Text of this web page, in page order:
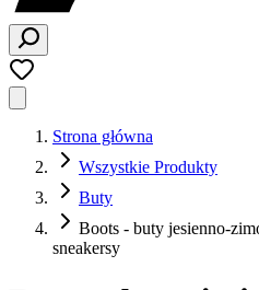
Strona główna
Wszystkie Produkty
Buty
Boots - buty jesienno-
sneakersy